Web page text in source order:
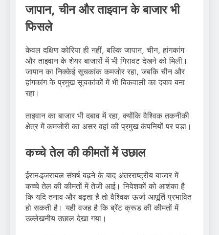
जापान, चीन और ताइवान के बाजार भी
फिसले
केवल दक्षिण कोरिया ही नहीं, बल्कि जापान, चीन, हांगकांग
और ताइवान के शेयर बाजारों में भी गिरावट देखने को मिली।
जापान का निक्केई सूचकांक कमजोर रहा, जबकि चीन और
हांगकांग के प्रमुख सूचकांकों में भी बिकवाली का दबाव बना
रहा।
ताइवान का बाजार भी दबाव में रहा, क्योंकि वैश्विक तकनीकी
क्षेत्र में कमजोरी का असर वहां की प्रमुख कंपनियों पर पड़ा।
कच्चे तेल की कीमतों में उछाल
ईरान-इजरायल संघर्ष बढ़ने के बाद अंतरराष्ट्रीय बाजार में
कच्चे तेल की कीमतों में तेजी आई। निवेशकों को आशंका है
कि यदि तनाव और बढ़ता है तो वैश्विक ऊर्जा आपूर्ति प्रभावित
हो सकती है। यही वजह है कि ब्रेंट क्रूड की कीमतों में
उल्लेखनीय उछाल देखा गया।